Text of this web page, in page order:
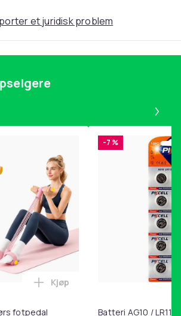
et juridisk problem
fotpedal
Legg Magetrener, 6-rørs
Kjøp
-7 %
Batteri AG10 /